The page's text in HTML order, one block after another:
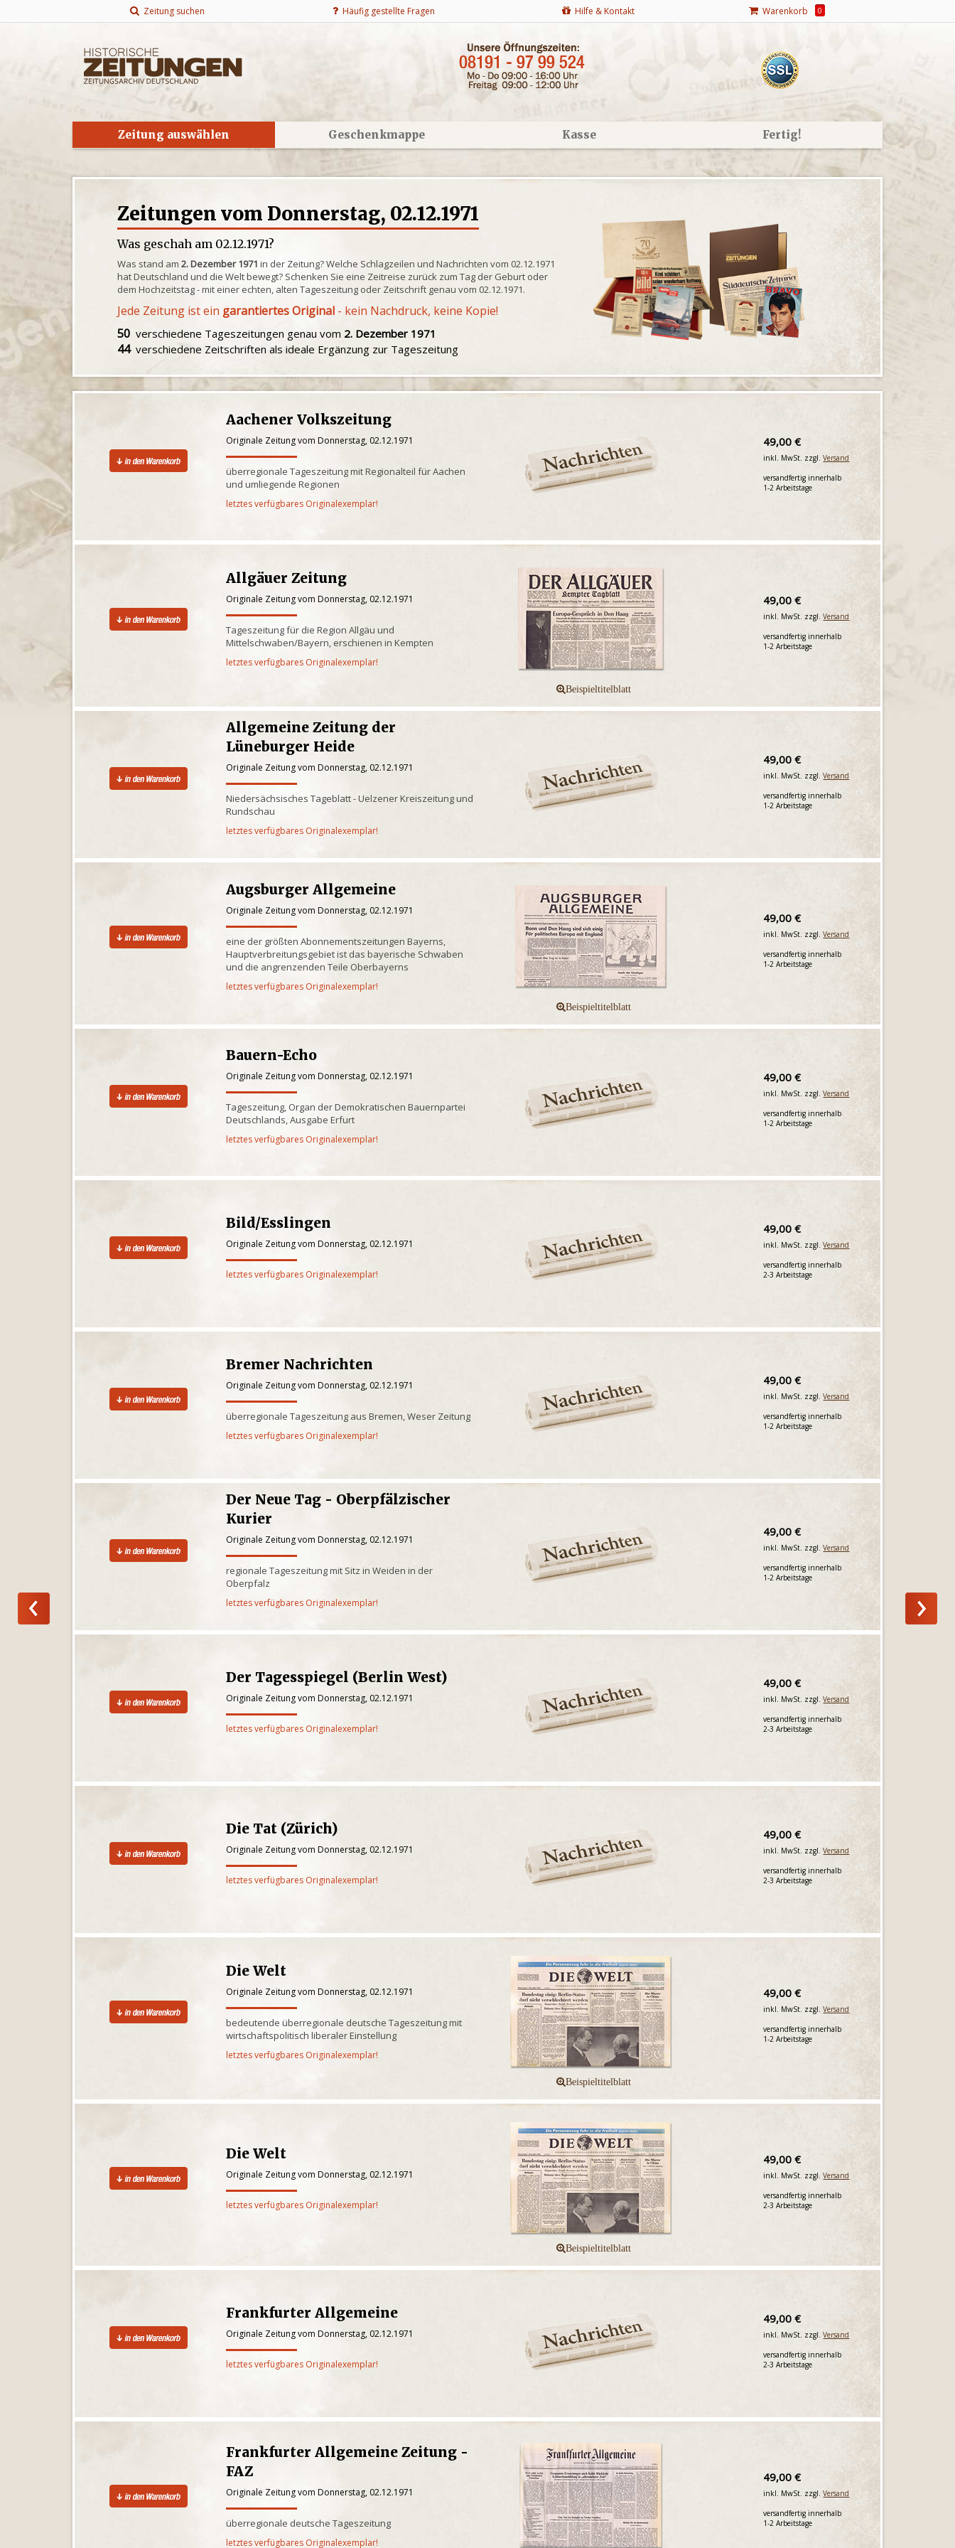
Zeitung suchen Häufig gestellte Fragen Hilfe & Kontakt Warenkorb 0
Zeitung auswählen Geschenkmappe Kasse Fertig!
Zeitungen vom Donnerstag, 02.12.1971
Was geschah am 02.12.1971?
Was stand am2. Dezember 1971 in der Zeitung? Welche Schlagzeilen und Nachrichten vom 02.12.1971
hat Deutschland und die Welt bewegt? Schenken Sie eine Zeitreise zurück zum Tag der Geburt oder
dem Hochzeitstag - mit einer echten, alten Tageszeitung oder Zeitschrift genau vom 02.12.1971.
Jede Zeitung ist ein garantiertes Original - kein Nachdruck, keine Kopie!
50 verschiedene Tageszeitungen genau vom 2. Dezember 1971
44verschiedene Zeitschriften als ideale Ergänzung zur Tageszeitung
Aachener Volkszeitung
Originale Zeitung vom Donnerstag, 02.12.1971
überregionale Tageszeitung mit Regionalteil für Aachen
und umliegende Regionen
letztes verfügbares Originalexemplar!
49,00 €
inkl. MwSt. zzgl.Versand
versandfertig innerhalb
1-2 Arbeitstage
Allgäuer Zeitung
Originale Zeitung vom Donnerstag, 02.12.1971
Tageszeitung für die Region Allgäu und
Mittelschwaben/Bayern, erschienen in Kempten
letztes verfügbares Originalexemplar!
49,00 €
inkl. MwSt. zzgl.Versand
versandfertig innerhalb
1-2 Arbeitstage
Allgemeine Zeitung der
Lüneburger Heide
Originale Zeitung vom Donnerstag, 02.12.1971
Niedersächsisches Tageblatt - Uelzener Kreiszeitung und
Rundschau
letztes verfügbares Originalexemplar!
49,00 €
inkl. MwSt. zzgl.Versand
versandfertig innerhalb
1-2 Arbeitstage
Augsburger Allgemeine
Originale Zeitung vom Donnerstag, 02.12.1971
eine der größten Abonnementszeitungen Bayerns,
Hauptverbreitungsgebiet ist das bayerische Schwaben
und die angrenzenden Teile Oberbayerns
letztes verfügbares Originalexemplar!
49,00 €
inkl. MwSt. zzgl.Versand
versandfertig innerhalb
1-2 Arbeitstage
Bauern-Echo
Originale Zeitung vom Donnerstag, 02.12.1971
Tageszeitung, Organ der Demokratischen Bauernpartei
Deutschlands, Ausgabe Erfurt
letztes verfügbares Originalexemplar!
49,00 €
inkl. MwSt. zzgl.Versand
versandfertig innerhalb
1-2 Arbeitstage
Bild/Esslingen
Originale Zeitung vom Donnerstag, 02.12.1971
letztes verfügbares Originalexemplar!
49,00 €
inkl. MwSt. zzgl.Versand
versandfertig innerhalb
2-3 Arbeitstage
Bremer Nachrichten
Originale Zeitung vom Donnerstag, 02.12.1971
überregionale Tageszeitung aus Bremen, Weser Zeitung
letztes verfügbares Originalexemplar!
49,00 €
inkl. MwSt. zzgl.Versand
versandfertig innerhalb
1-2 Arbeitstage
Der Neue Tag - Oberpfälzischer
Kurier
Originale Zeitung vom Donnerstag, 02.12.1971
regionale Tageszeitung mit Sitz in Weiden in der
Oberpfalz
letztes verfügbares Originalexemplar!
49,00 €
inkl. MwSt. zzgl.Versand
versandfertig innerhalb
1-2 Arbeitstage
Der Tagesspiegel (Berlin West)
Originale Zeitung vom Donnerstag, 02.12.1971
letztes verfügbares Originalexemplar!
49,00 €
inkl. MwSt. zzgl.Versand
versandfertig innerhalb
2-3 Arbeitstage
Die Tat (Zürich)
Originale Zeitung vom Donnerstag, 02.12.1971
letztes verfügbares Originalexemplar!
49,00 €
inkl. MwSt. zzgl.Versand
versandfertig innerhalb
2-3 Arbeitstage
Die Welt
Originale Zeitung vom Donnerstag, 02.12.1971
bedeutende überregionale deutsche Tageszeitung mit
wirtschaftspolitisch liberaler Einstellung
letztes verfügbares Originalexemplar!
49,00 €
inkl. MwSt. zzgl.Versand
versandfertig innerhalb
1-2 Arbeitstage
Die Welt
Originale Zeitung vom Donnerstag, 02.12.1971
letztes verfügbares Originalexemplar!
49,00 €
inkl. MwSt. zzgl.Versand
versandfertig innerhalb
2-3 Arbeitstage
Frankfurter Allgemeine
Originale Zeitung vom Donnerstag, 02.12.1971
letztes verfügbares Originalexemplar!
49,00 €
inkl. MwSt. zzgl.Versand
versandfertig innerhalb
2-3 Arbeitstage
Frankfurter Allgemeine Zeitung -
FAZ
Originale Zeitung vom Donnerstag, 02.12.1971
überregionale deutsche Tageszeitung
letztes verfügbares Originalexemplar!
49,00 €
inkl. MwSt. zzgl.Versand
versandfertig innerhalb
1-2 Arbeitstage